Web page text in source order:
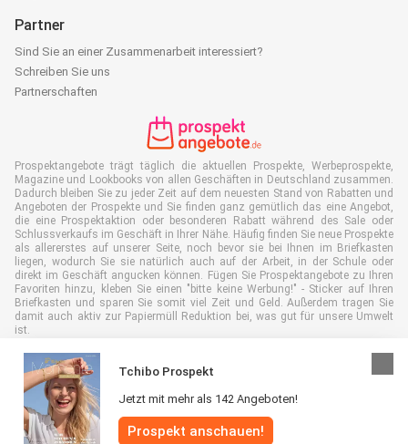
Tchibo Prospekt
Jetzt mit mehr als 142 Angeboten!
Prospekt anschauen!
Partner
Sind Sie an einer Zusammenarbeit interessiert?
Schreiben Sie uns
Partnerschaften
Prospektangebote trägt täglich die aktuellen Prospekte, Werbeprospekte,
Magazine und Lookbooks von allen Geschäften in Deutschland zusammen.
Dadurch bleiben Sie zu jeder Zeit auf dem neuesten Stand von Rabatten und
Angeboten der Prospekte und Sie finden ganz gemütlich das eine Angebot,
die eine Prospektaktion oder besonderen Rabatt während des Sale oder
Schlussverkaufs im Geschäft in Ihrer Nähe. Häufig finden Sie neue Prospekte
als allererstes auf unserer Seite, noch bevor sie bei Ihnen im Briefkasten
liegen, wodurch Sie sie natürlich auch auf der Arbeit, in der Schule oder
direkt im Geschäft angucken können. Fügen Sie Prospektangebote zu Ihren
Favoriten hinzu, kleben Sie einen "bitte keine Werbung!" - Sticker auf Ihren
Briefkasten und sparen Sie somit viel Zeit und Geld. Außerdem tragen Sie
damit auch aktiv zur Papiermüll Reduktion bei, was gut für unsere Umwelt
ist.
Alle Rechte vorbehalten © Prospektangebote.de 2026 |
|Allgemeine Geschäftsbedingungen|Datenschutzerklärung